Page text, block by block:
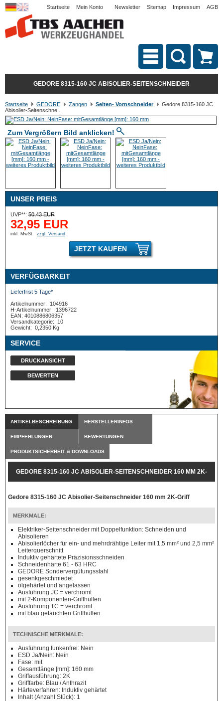
Startseite Mein Konto Newsletter Sitemap Impressum AGB
GEDORE 8315-160 JC ABISOLIER-SEITENSCHNEIDER
Startseite GEDORE Zangen Seiten- Vornschneider
Gedore 8315-160 JC
Abisolier-Seitenschne...
Zum Vergrößern Bild anklicken!
UNSER PREIS
UVP**: 50,43 EUR
32,95 EUR
inkl. MwSt. zzgl. Versand
JETZT KAUFEN
VERFÜGBARKEIT
Lieferfrist 5 Tage*
Artikelnummer:
104916
H-Artikelnummer:
1396722
EAN: 4010886806357
Versandkategorie:
10
Gewicht: 0,2350 Kg
SERVICE
DRUCKANSICHT
BEWERTEN
ARTIKELBESCHREIBUNG HERSTELLERINFOS
EMPFEHLUNGEN BEWERTUNGEN
PRODUKTSICHERHEIT & DOWNLOADS
GEDORE 8315-160 JC ABISOLIER-SEITENSCHNEIDER 160 MM 2K-
Gedore 8315-160 JC Abisolier-Seitenschneider 160 mm 2K-Griff
MERKMALE:
Elektriker-Seitenschneider mit Doppelfunktion: Schneiden und
Abisolieren
Abisolierlöcher für ein- und mehrdrähtige Leiter mit 1,5 mm² und 2,5 mm²
Leiterquerschnitt
Induktiv gehärtete Präzisionsschneiden
Schneidenhärte 61 - 63 HRC
GEDORE Sondervergütungsstahl
gesenkgeschmiedet
ölgehärtet und angelassen
Ausführung JC = verchromt
mit 2-Komponenten-Griffhüllen
Ausführung TC = verchromt
mit blau getauchten Griffhüllen
TECHNISCHE MERKMALE:
Ausführung funkenfrei: Nein
ESD Ja/Nein: Nein
Fase: mit
Gesamtlänge [mm]: 160 mm
Griffausführung: 2K
Grifffarbe: Blau / Anthrazit
Härteverfahren: Induktiv gehärtet
Inhalt (Anzahl Stück): 1